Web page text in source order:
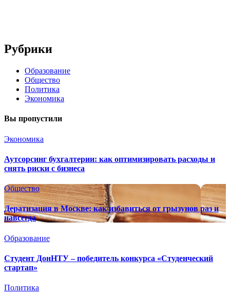
Рубрики
Образование
Общество
Политика
Экономика
Вы пропустили
Экономика
Аутсорсинг бухгалтерии: как оптимизировать расходы и
снять риски с бизнеса
Общество
Дератизация в Москве: как избавиться от грызунов раз и
навсегда
Образование
Студент ДонНТУ – победитель конкурса «Студенческий
стартап»
Политика